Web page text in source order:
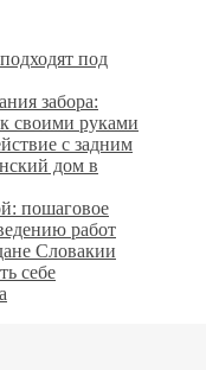
под
забора:
своими руками
с задним
дом в
пошаговое
работ
Словакии
себе